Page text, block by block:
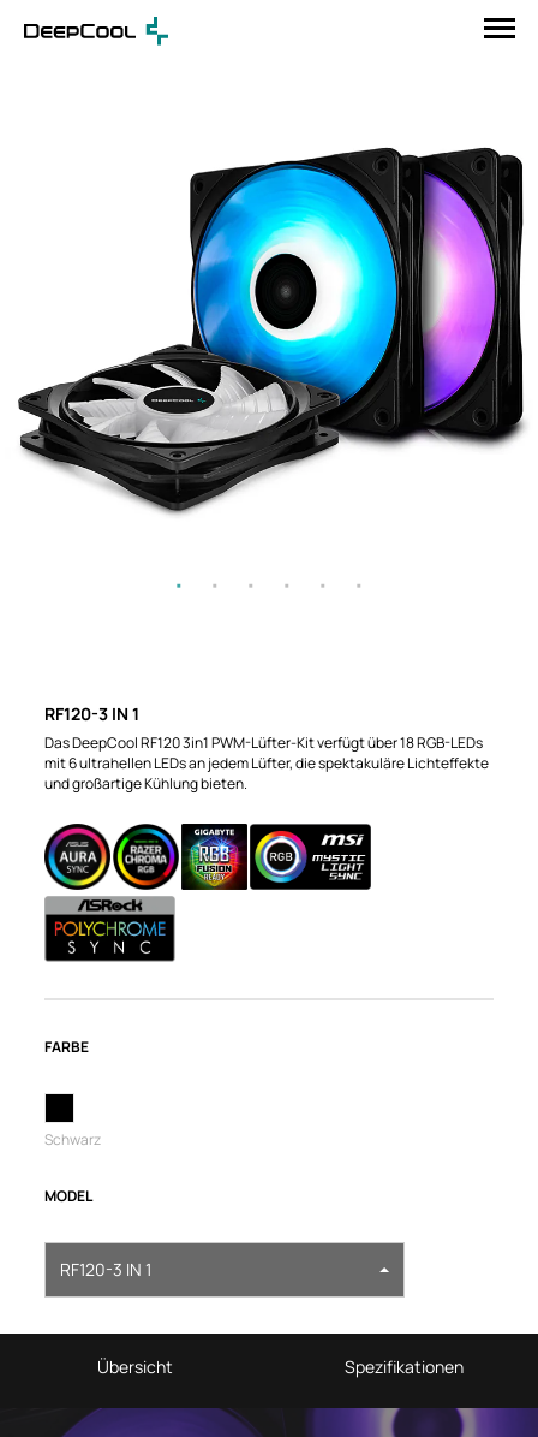
RF120-3 IN 1
Das DeepCool RF120 3in1 PWM-Lüfter-Kit verfügt über 18 RGB-LEDs
mit 6 ultrahellen LEDs an jedem Lüfter, die spektakuläre Lichteffekte
und großartige Kühlung bieten.
FARBE
Schwarz
MODEL
RF120-3 IN 1
Übersicht Spezifikationen